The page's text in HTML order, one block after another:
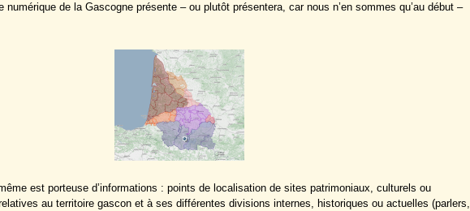
de la Gascogne présente – ou plutôt présentera, car nous n’en sommes qu’au début –
est porteuse d’informations : points de localisation de sites patrimoniaux, culturels ou
au territoire gascon et à ses différentes divisions internes, historiques ou actuelles (parlers,